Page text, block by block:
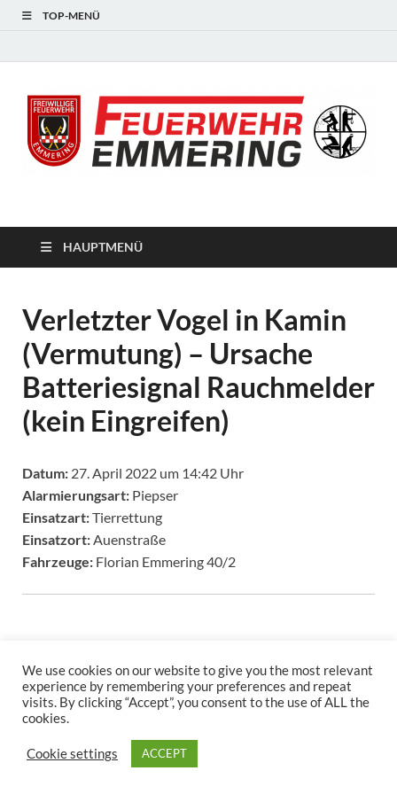
TOP-MENÜ
HAUPTMENÜ
Verletzter Vogel in Kamin
(Vermutung) – Ursache
Batteriesignal Rauchmelder
(kein Eingreifen)
Datum: 27. April 2022 um 14:42 Uhr
Alarmierungsart: Piepser
Einsatzart:Tierrettung
Einsatzort: Auenstraße
Fahrzeuge: Florian Emmering 40/2
Stolz präsentiertWordPress und
We use cookies on our website to give you the most relevant
experience by remembering your preferences and repeat
visits. By clicking “Accept”, you consent to the use of ALL the
cookies.
Cookie settings ACCEPT